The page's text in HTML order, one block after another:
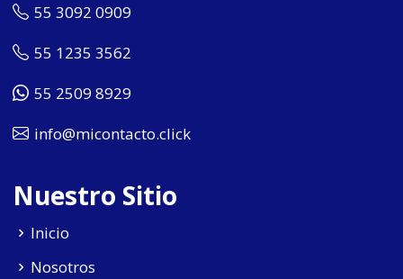
55 3092 0909
55 1235 3562
55 2509 8929
info@micontacto.click
Nuestro Sitio
Inicio
Nosotros